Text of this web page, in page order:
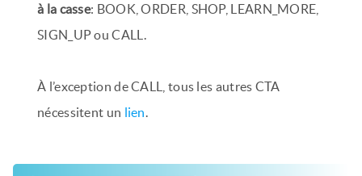
à la casse: BOOK, ORDER, SHOP, LEARN_MORE,
SIGN_UP ou CALL.
À l’exception de CALL, tous les autres CTA
nécessitent un lien.